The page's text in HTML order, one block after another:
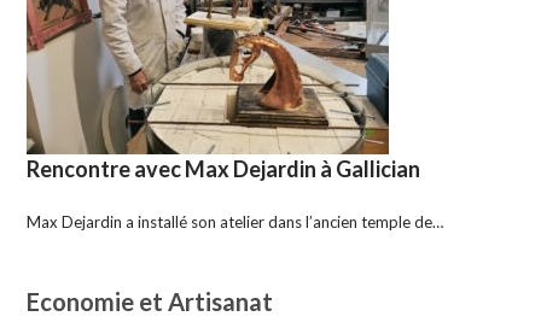
Rencontre avec Max Dejardin à Gallician
Max Dejardin a installé son atelier dans l’ancien temple de…
Economie et Artisanat